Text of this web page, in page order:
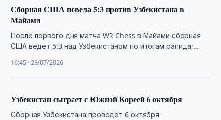
Сборная США повела 5:3 против Узбекистана в
Майами
После первого дня матча WR Chess в Майами сборная
США ведет 5:3 над Узбекистаном по итогам рапида;
16:45 · 28/07/2026
Узбекистан сыграет с Южной Кореей 6 октября
Сборная Узбекистана проведет 6 октября